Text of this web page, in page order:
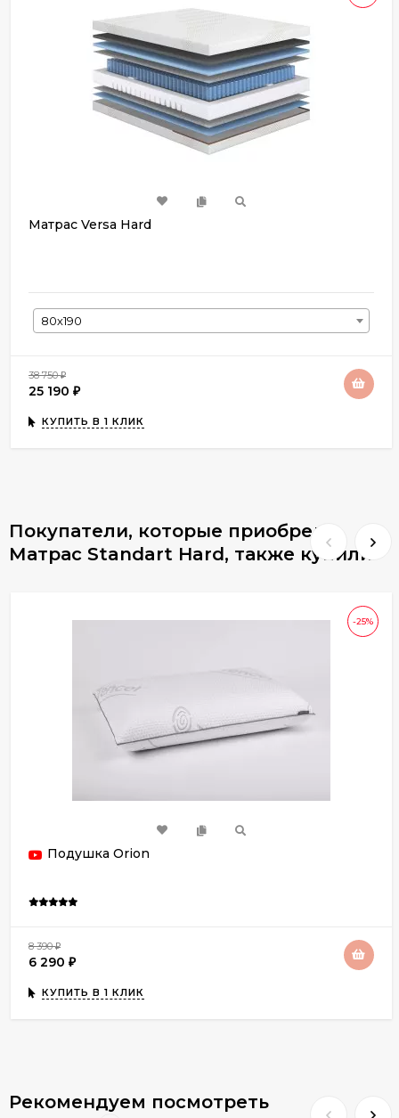
Матрас Versa Hard
80х190
38 750₽
25 190 ₽
КУПИТЬ В 1 КЛИК
Покупатели, которые приобрели
Матрас Standart Hard, также купили
-25%
Подушка Orion
8 390₽
6 290 ₽
КУПИТЬ В 1 КЛИК
Рекомендуем посмотреть